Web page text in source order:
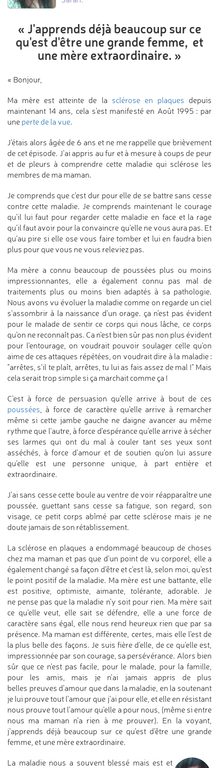
« J'apprends déjà beaucoup sur ce
qu'est d'être une grande femme, et
une mère extraordinaire. »
« Bonjour,
Ma mère est atteinte de la sclérose en plaques depuis
maintenant 14 ans, cela s'est manifesté en Août 1995 : par
une perte de la vue.
J'étais alors âgée de 6 ans et ne me rappelle que brièvement
de cet épisode. J'ai appris au fur et à mesure à coups de peur
et de pleurs à comprendre cette maladie qui sclérose les
membres de ma maman.
Je comprends que c'est dur pour elle de se battre sans cesse
contre cette maladie. Je comprends maintenant le courage
qu'il lui faut pour regarder cette maladie en face et la rage
qu'il faut avoir pour la convaincre qu'elle ne vous aura pas. Et
qu'au pire si elle ose vous faire tomber et lui en faudra bien
plus pour que vous ne vous releviez pas.
Ma mère a connu beaucoup de poussées plus ou moins
impressionnantes, elle a également connu pas mal de
traitements plus ou moins bien adaptés à sa pathologie.
Nous avons vu évoluer la maladie comme on regarde un ciel
s'assombrir à la naissance d'un orage. ça n'est pas évident
pour le malade de sentir ce corps qui nous lâche, ce corps
qu'on ne reconnaît pas. Ca n'est bien sûr pas non plus évident
pour l'entourage, on voudrait pouvoir soulager celle qu'on
aime de ces attaques répétées, on voudrait dire à la maladie :
"arrêtes, s'il te plaît, arrêtes, tu lui as fais assez de mal !" Mais
cela serait trop simple si ça marchait comme ça !
C'est à force de persuasion qu'elle arrive à bout de ces
poussées, à force de caractère qu'elle arrive à remarcher
même si cette jambe gauche ne daigne avancer au même
rythme que l'autre, à force d'espérance qu'elle arrive à sécher
ses larmes qui ont du mal à couler tant ses yeux sont
asséchés, à force d'amour et de soutien qu'on lui assure
qu'elle est une personne unique, à part entière et
extraordinaire.
J'ai sans cesse cette boule au ventre de voir réapparaître une
poussée, guettant sans cesse sa fatigue, son regard, son
visage, ce petit corps abîmé par cette sclérose mais je ne
doute jamais de son rétablissement.
La sclérose en plaques a endommagé beaucoup de choses
chez ma maman et pas que d'un point de vu corporel, elle a
également changé sa façon d'être et c'est là, selon moi, qu'est
le point positif de la maladie. Ma mère est une battante, elle
est positive, optimiste, aimante, tolérante, adorable. Je
ne pense pas que la maladie n'y soit pour rien. Ma mère sait
ce qu'elle veut, elle sait se défendre, elle a une force de
caractère sans égal, elle nous rend heureux rien que par sa
présence. Ma maman est différente, certes, mais elle l'est de
la plus belle des façons. Je suis fière d'elle, de ce qu'elle est,
impressionnée par son courage, sa persévérance. Alors bien
sûr que ce n'est pas facile, pour le malade, pour la famille,
pour les amis, mais je n'ai jamais appris de plus
belles preuves d'amour que dans la maladie, en la soutenant
je lui prouve tout l'amour que j'ai pour elle, et elle en résistant
nous prouve tout l'amour qu'elle a pour nous, (même si entre
nous ma maman n'a rien à me prouver). En la voyant,
j'apprends déjà beaucoup sur ce qu'est d'être une grande
femme, et une mère extraordinaire.
La maladie nous a souvent blessé mais est et